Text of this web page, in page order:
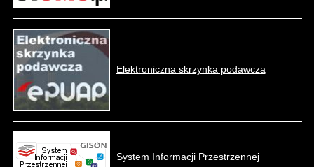
Elektroniczna skrzynka podawcza
System Informacji Przestrzennej